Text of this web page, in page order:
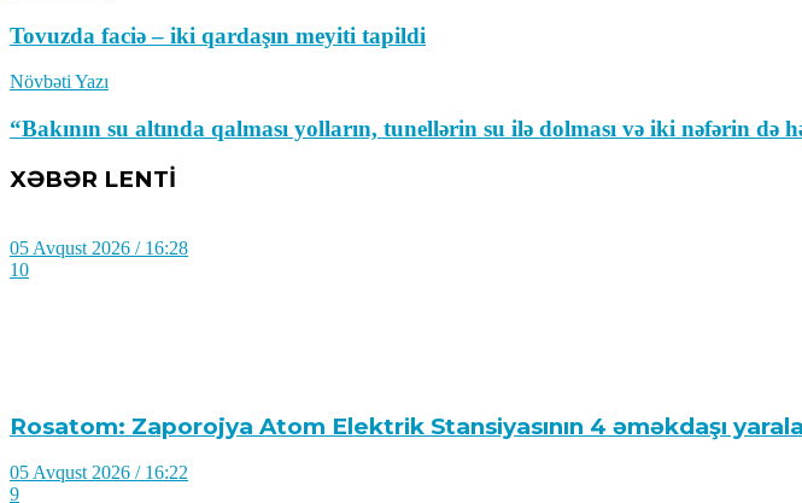
Tovuzda faciə – iki qardaşın meyiti tapildi
Növbəti Yazı
“Bakının su altında qalması yolların, tunellərin su ilə dolması və iki nəfərin
XƏBƏR LENTİ
Deputat Taron Çaxoyan:Qarabağ məsələsi qapanıb
05 Avqust 2026 / 18:12
16